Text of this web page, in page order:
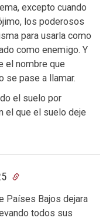
excepto cuando
los poderosos
para usarla como
como enemigo. Y
el nombre que
se pase a llamar.
el suelo por
el que el suelo deje
Países Bajos dejara
todos sus